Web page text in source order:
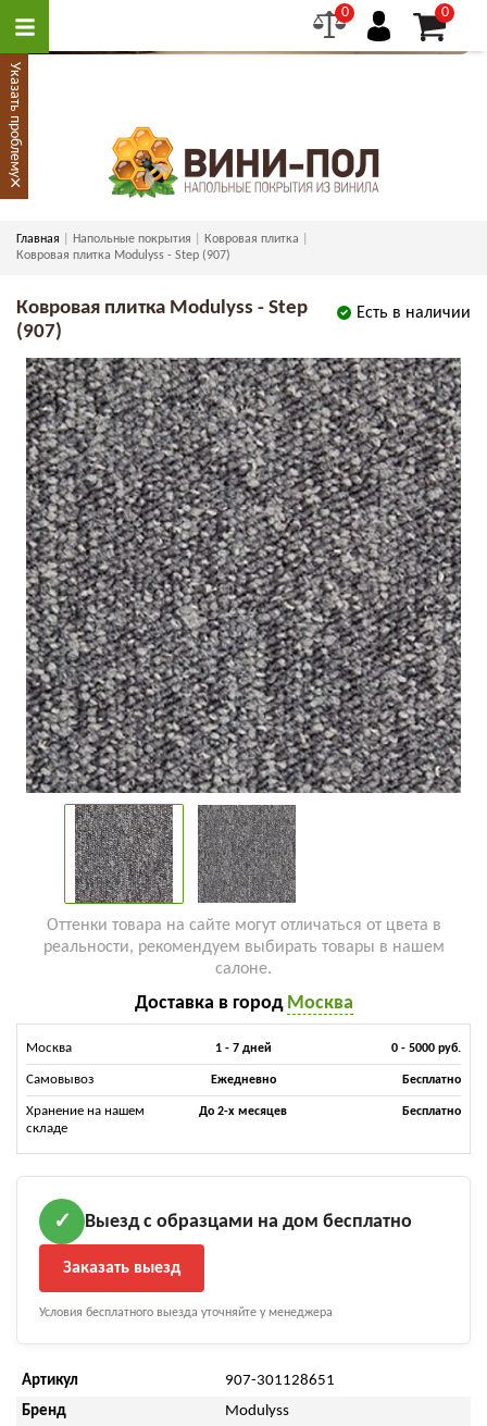
0 0
Главная Напольные покрытия
Ковровая плитка
Ковровая плитка Modulyss - Step (907)
Есть в наличии
Ковровая плитка Modulyss - Step
(907)
Оттенки товара на сайте могут отличаться от цвета в
реальности, рекомендуем выбирать товары в нашем
салоне.
Доставка в город Москва
Москва 1 - 7 дней 0 - 5000 руб.
Самовывоз Ежедневно Бесплатно
Хранение на нашем
складе
До 2-х месяцев Бесплатно
✓ Выезд с образцами на дом бесплатно
Заказать выезд
Условия бесплатного выезда уточняйте у менеджера
Артикул
907-301128651
Бренд
Modulyss
Указать проблему
×